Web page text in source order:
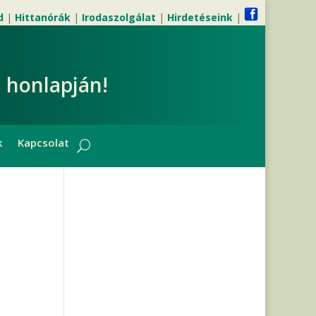
| Hittanórák| Irodaszolgálat | Hirdetéseink|
honlapján!
Kapcsolat